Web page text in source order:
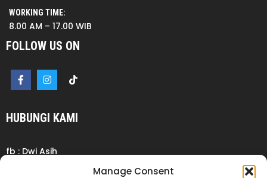
Manage Consent
WORKING TIME:
8.00 AM – 17.00 WIB
FOLLOW US ON
HUBUNGI KAMI
fb : Dwi Asih
wa : +62 877-2777-7467